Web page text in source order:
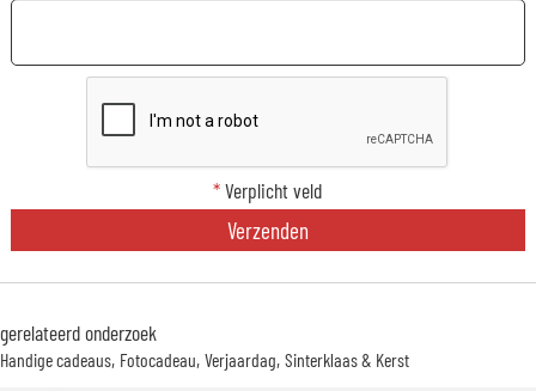
*Verplicht veld
Verzenden
gerelateerd onderzoek
Handige cadeaus Fotocadeau Verjaardag Sinterklaas & Kerst